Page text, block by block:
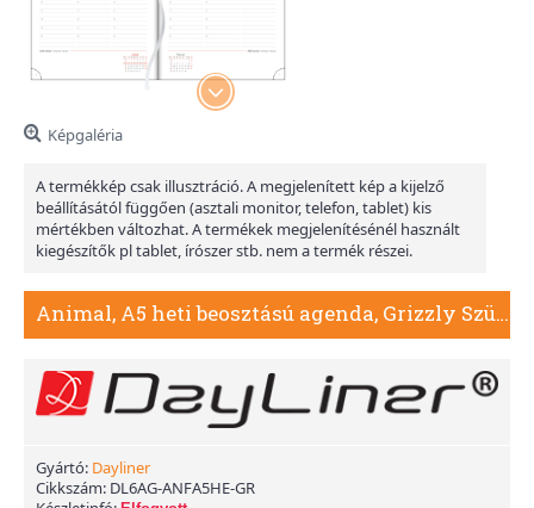
Képgaléria
A termékkép csak illusztráció. A megjelenített kép a kijelző
beállításától függően (asztali monitor, telefon, tablet) kis
mértékben változhat. A termékek megjelenítésénél használt
kiegészítők pl tablet, írószer stb. nem a termék részei.
Animal, A5 heti beosztású agenda, Grizzly Szürkésbarna
Gyártó: Dayliner
Cikkszám: DL6AG-ANFA5HE-GR